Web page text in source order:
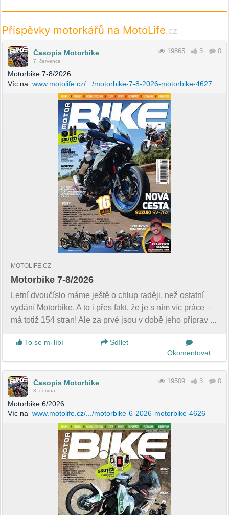
Příspěvky motorkářů na MotoLife.cz
Časopis Motorbike
7. července
19865 3 0
Motorbike 7-8/2026
Víc na www.motolife.cz/.../motorbike-7-8-2026-motorbike-4627
MOTOLIFE.CZ
Motorbike 7-8/2026
Letní dvoučíslo máme ještě o chlup raději, než ostatní
vydání Motorbike. A to i přes fakt, že je s ním víc práce –
má totiž 154 stran! Ale za prvé jsou v době jeho příprav ...
To se mi líbí
Sdílet
Okomentovat
Časopis Motorbike
3. června
19509 3 0
Motorbike 6/2026
Víc na www.motolife.cz/.../motorbike-6-2026-motorbike-4626